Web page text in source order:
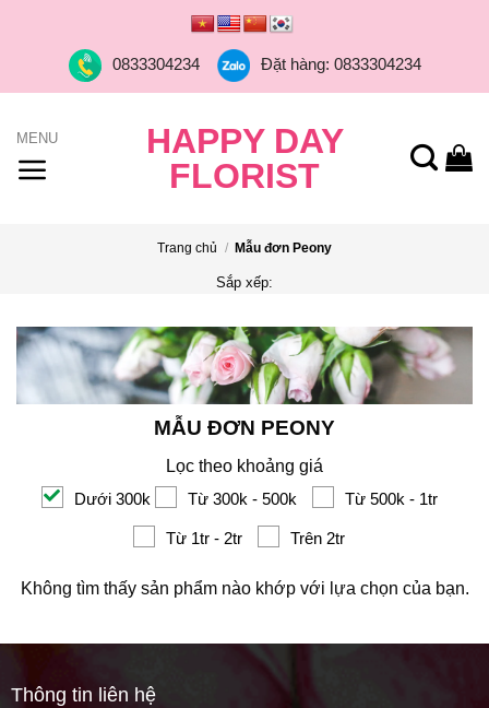
0833304234 Đặt hàng: 0833304234
HAPPY DAY
FLORIST
Trang chủ / Mẫu đơn Peony
Sắp xếp:
MẪU ĐƠN PEONY
Lọc theo khoảng giá
Dưới 300k
Từ 300k - 500k Từ 500k - 1tr
Từ 1tr - 2tr Trên 2tr
Không tìm thấy sản phẩm nào khớp với lựa chọn của bạn.
Thông tin liên hệ